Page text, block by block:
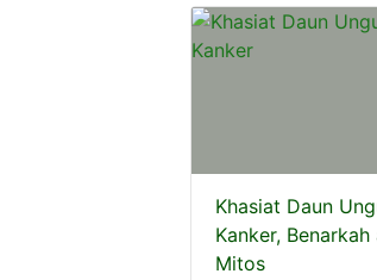
Khasiat Daun
Kanker,
Mitos